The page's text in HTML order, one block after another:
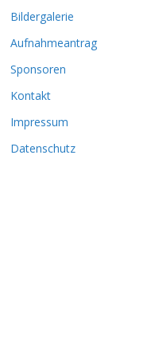
Bildergalerie
Aufnahmeantrag
Sponsoren
Kontakt
Impressum
Datenschutz